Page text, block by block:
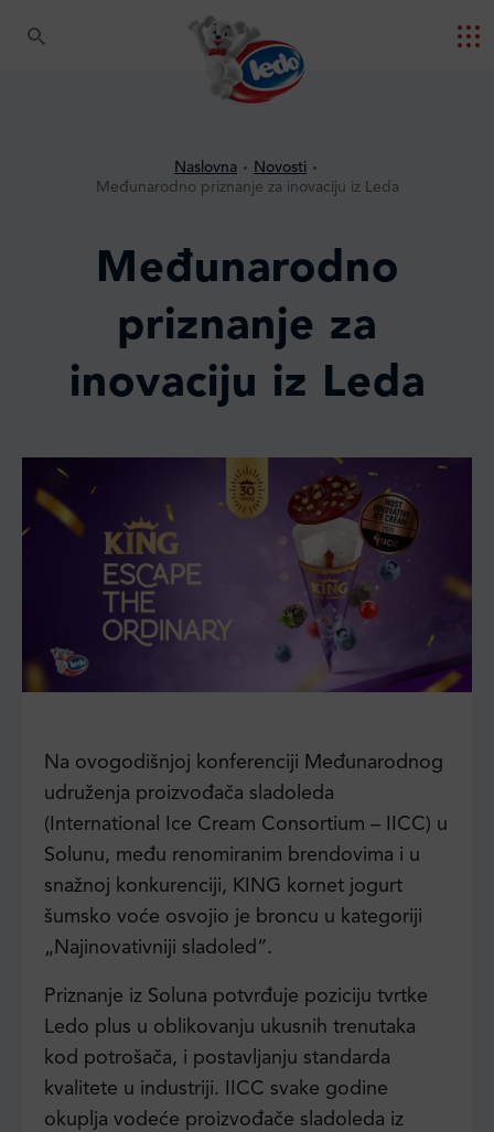
Naslovna
Novosti
Međunarodno priznanje za inovaciju iz Leda
Međunarodno
priznanje za
inovaciju iz Leda
Na ovogodišnjoj konferenciji Međunarodnog
udruženja proizvođača sladoleda
(International Ice Cream Consortium – IICC) u
Solunu, među renomiranim brendovima i u
snažnoj konkurenciji, KING kornet jogurt
šumsko voće osvojio je broncu u kategoriji
„Najinovativniji sladoled“.
Priznanje iz Soluna potvrđuje poziciju tvrtke
Ledo plus u oblikovanju ukusnih trenutaka
kod potrošača, i postavljanju standarda
kvalitete u industriji. IICC svake godine
okuplja vodeće proizvođače sladoleda iz